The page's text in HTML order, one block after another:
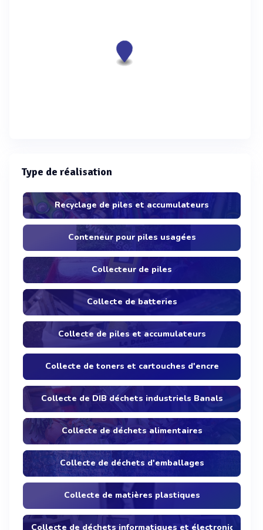
Type de réalisation
Recyclage de piles et accumulateurs
Conteneur pour piles usagées
Collecteur de piles
Collecte de batteries
Collecte de piles et accumulateurs
Collecte de toners et cartouches d'encre
Collecte de DIB déchets industriels Banals
Collecte de déchets alimentaires
Collecte de déchets d'emballages
Collecte de matières plastiques
Collecte de déchets informatiques et électroniques